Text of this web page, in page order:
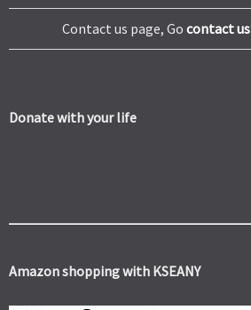
Contact us page, Go contact
Donate with your life
Amazon shopping with KSEANY